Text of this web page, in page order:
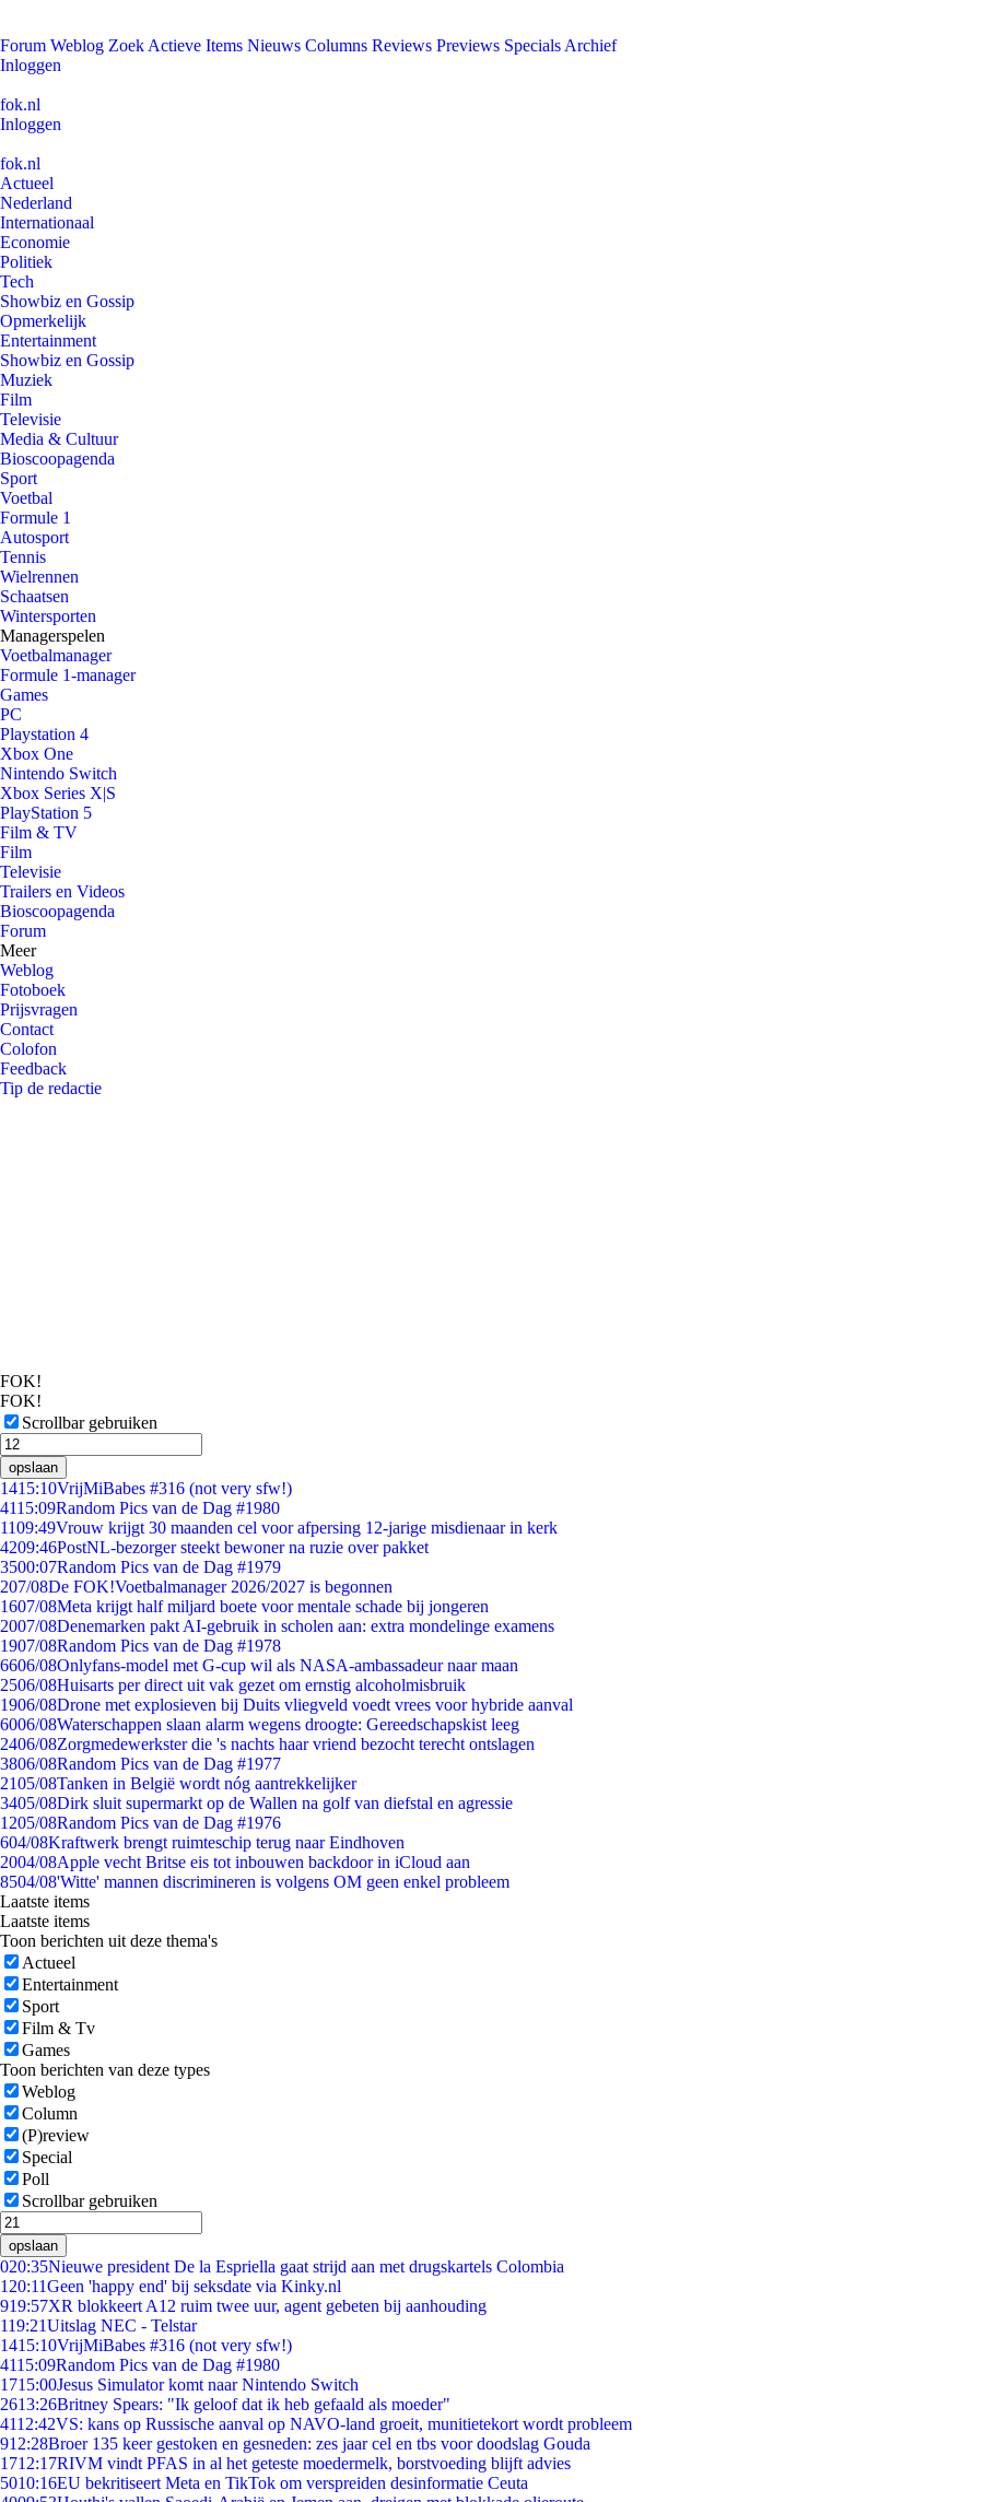
Forum Weblog Zoek Actieve Items Nieuws Columns Reviews Previews Specials Archief
Inloggen
fok.nl
Inloggen
fok.nl
Actueel
Nederland
Internationaal
Economie
Politiek
Tech
Showbiz en Gossip
Opmerkelijk
Entertainment
Showbiz en Gossip
Muziek
Film
Televisie
Media & Cultuur
Bioscoopagenda
Sport
Voetbal
Formule 1
Autosport
Tennis
Wielrennen
Schaatsen
Wintersporten
Managerspelen
Voetbalmanager
Formule 1-manager
Games
PC
Playstation 4
Xbox One
Nintendo Switch
Xbox Series X|S
PlayStation 5
Film & TV
Film
Televisie
Trailers en Videos
Bioscoopagenda
Forum
Meer
Weblog
Fotoboek
Prijsvragen
Contact
Colofon
Feedback
Tip de redactie
FOK!
FOK!
Scrollbar gebruiken
opslaan
1415:10VrijMiBabes #316 (not very sfw!)
4115:09Random Pics van de Dag #1980
1109:49Vrouw krijgt 30 maanden cel voor afpersing 12-jarige misdienaar in kerk
4209:46PostNL-bezorger steekt bewoner na ruzie over pakket
3500:07Random Pics van de Dag #1979
207/08De FOK!Voetbalmanager 2026/2027 is begonnen
1607/08Meta krijgt half miljard boete voor mentale schade bij jongeren
2007/08Denemarken pakt AI-gebruik in scholen aan: extra mondelinge examens
1907/08Random Pics van de Dag #1978
6606/08Onlyfans-model met G-cup wil als NASA-ambassadeur naar maan
2506/08Huisarts per direct uit vak gezet om ernstig alcoholmisbruik
1906/08Drone met explosieven bij Duits vliegveld voedt vrees voor hybride aanval
6006/08Waterschappen slaan alarm wegens droogte: Gereedschapskist leeg
2406/08Zorgmedewerkster die 's nachts haar vriend bezocht terecht ontslagen
3806/08Random Pics van de Dag #1977
2105/08Tanken in België wordt nóg aantrekkelijker
3405/08Dirk sluit supermarkt op de Wallen na golf van diefstal en agressie
1205/08Random Pics van de Dag #1976
604/08Kraftwerk brengt ruimteschip terug naar Eindhoven
2004/08Apple vecht Britse eis tot inbouwen backdoor in iCloud aan
8504/08'Witte' mannen discrimineren is volgens OM geen enkel probleem
Laatste items
Laatste items
Toon berichten uit deze thema's
Actueel
Entertainment
Sport
Film & Tv
Games
Toon berichten van deze types
Weblog
Column
(P)review
Special
Poll
Scrollbar gebruiken
opslaan
020:35Nieuwe president De la Espriella gaat strijd aan met drugskartels Colombia
1 20:11Geen 'happy end' bij seksdate via Kinky.nl
919:57XR blokkeert A12 ruim twee uur, agent gebeten bij aanhouding
119:21Uitslag NEC - Telstar
1415:10VrijMiBabes #316 (not very sfw!)
4115:09Random Pics van de Dag #1980
1715:00Jesus Simulator komt naar Nintendo Switch
2613:26Britney Spears: "Ik geloof dat ik heb gefaald als moeder"
4112:42VS: kans op Russische aanval op NAVO-land groeit, munitietekort wordt probleem
912:28Broer 135 keer gestoken en gesneden: zes jaar cel en tbs voor doodslag Gouda
1712:17RIVM vindt PFAS in al het geteste moedermelk, borstvoeding blijft advies
5010:16EU bekritiseert Meta en TikTok om verspreiden desinformatie Ceuta